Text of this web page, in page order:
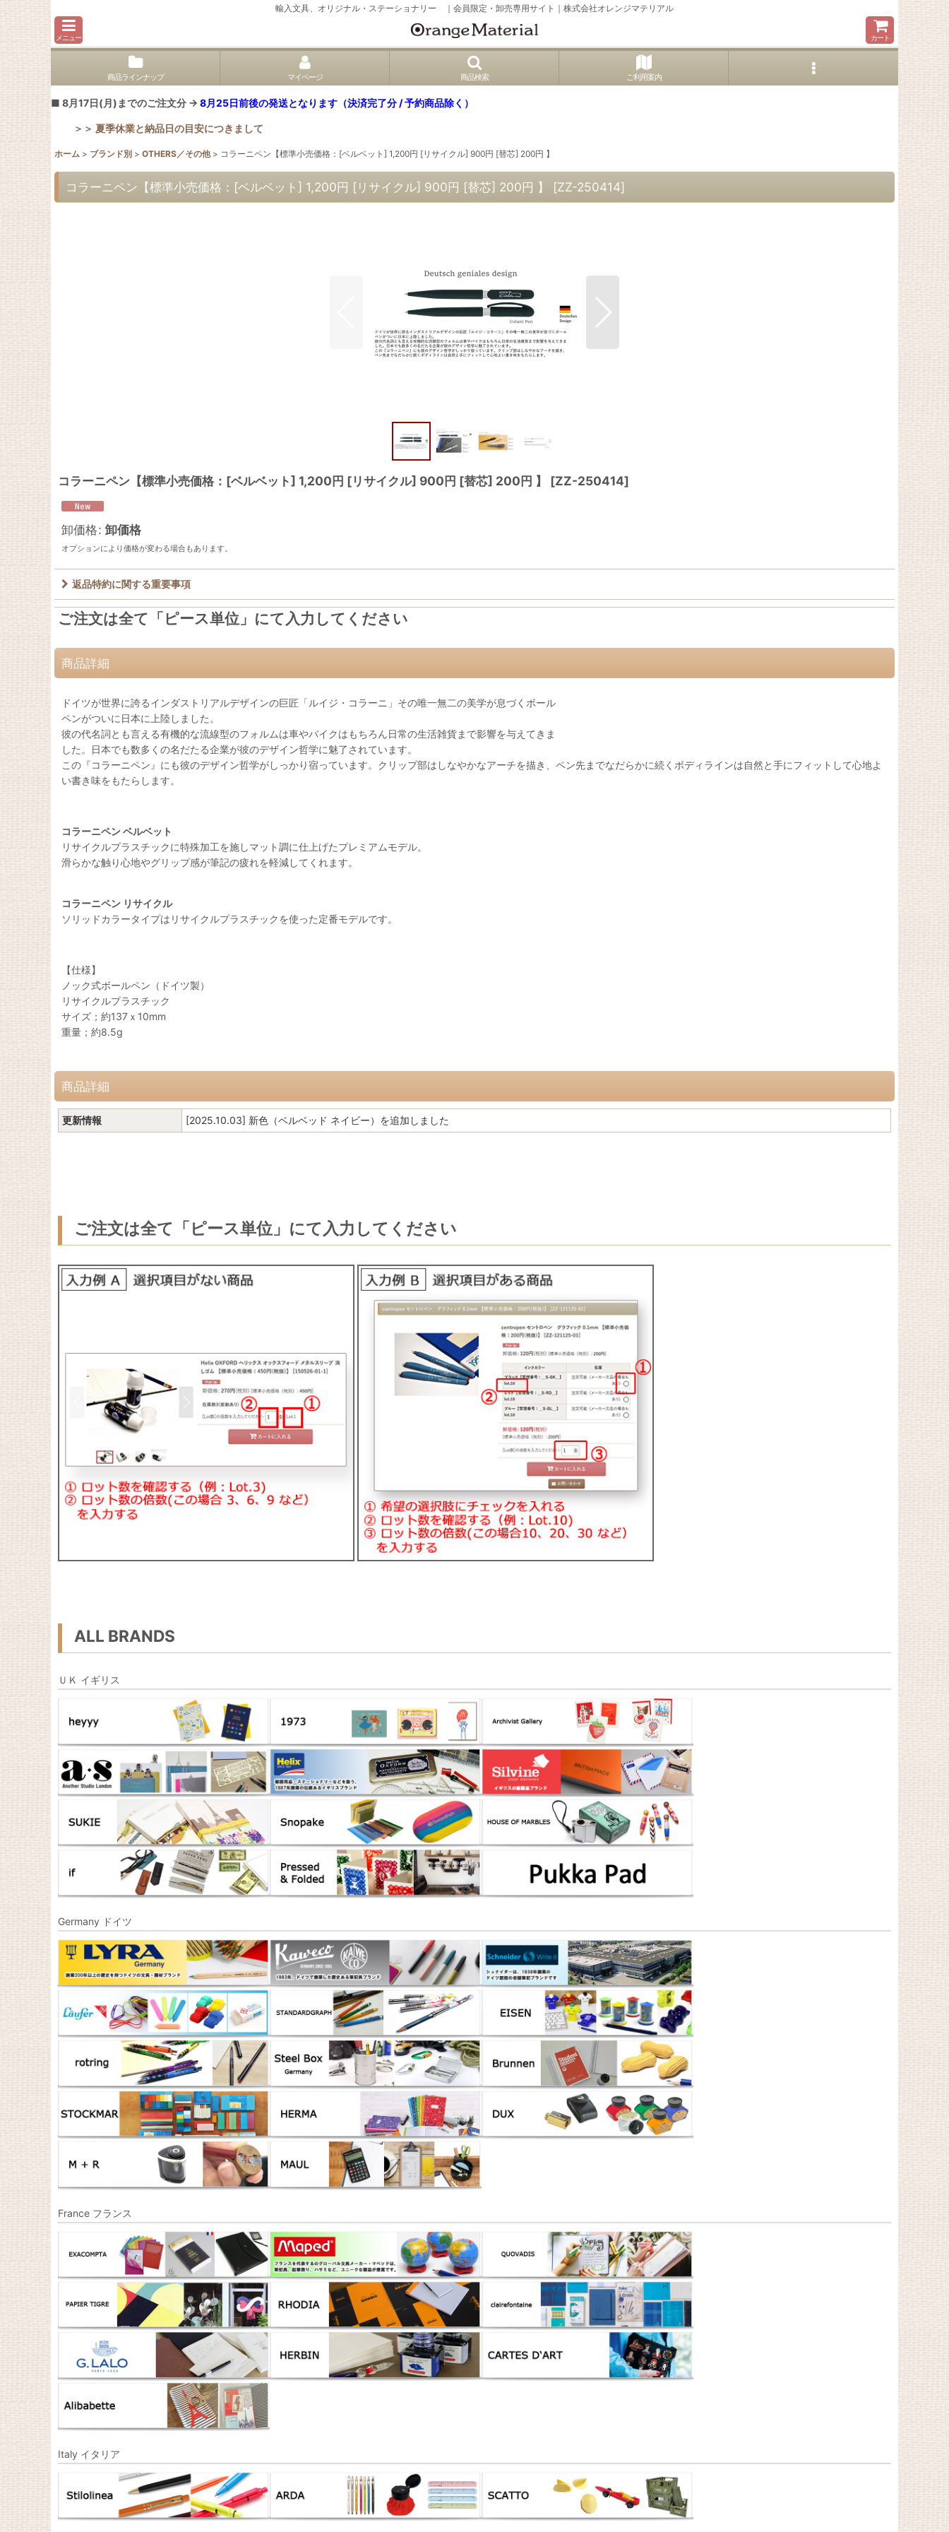
輸入文具、オリジナル・ステーショナリー ｜会員限定・卸売専用サイト｜株式会社オレンジマテリアル
メニュー カート
商品ラインナップ マイページ 商品検索 ご利用案内
■ 8月17日(月)までのご注文分 → 8月25日前後の発送となります（決済完了分 / 予約商品除く）
＞＞ 夏季休業と納品日の目安につきまして
ホーム > ブランド別 > OTHERS／その他 > コラーニペン【標準小売価格：[ベルベット] 1,200円 [リサイクル] 900円 [替芯] 200円 】
コラーニペン【標準小売価格：[ベルベット] 1,200円 [リサイクル] 900円 [替芯] 200円 】 [ZZ-250414]
コラーニペン【標準小売価格：[ベルベット] 1,200円 [リサイクル] 900円 [替芯] 200円 】 [ZZ-250414]
卸価格: 卸価格
オプションにより価格が変わる場合もあります。
返品特約に関する重要事項
ご注文は全て「ピース単位」にて入力してください
商品詳細
ドイツが世界に誇るインダストリアルデザインの巨匠「ルイジ・コラーニ」その唯一無二の美学が息づくボール
ペンがついに日本に上陸しました。
彼の代名詞とも言える有機的な流線型のフォルムは車やバイクはもちろん日常の生活雑貨まで影響を与えてきま
した。日本でも数多くの名だたる企業が彼のデザイン哲学に魅了されています。
この『コラーニペン』にも彼のデザイン哲学がしっかり宿っています。クリップ部はしなやかなアーチを描き、ペン先までなだらかに続くボディラインは自然と手にフィットして心地よ
い書き味をもたらします。
コラーニペン ベルベット
リサイクルプラスチックに特殊加工を施しマット調に仕上げたプレミアムモデル。
滑らかな触り心地やグリップ感が筆記の疲れを軽減してくれます。
コラーニペン リサイクル
ソリッドカラータイプはリサイクルプラスチックを使った定番モデルです。
【仕様】
ノック式ボールペン（ドイツ製）
リサイクルプラスチック
サイズ；約137ｘ10mm
重量；約8.5g
商品詳細
更新情報 [2025.10.03] 新色（ベルベッド ネイビー）を追加しました
ご注文は全て「ピース単位」にて入力してください
ALL BRANDS
ＵＫ イギリス
Germany ドイツ
France フランス
Italy イタリア